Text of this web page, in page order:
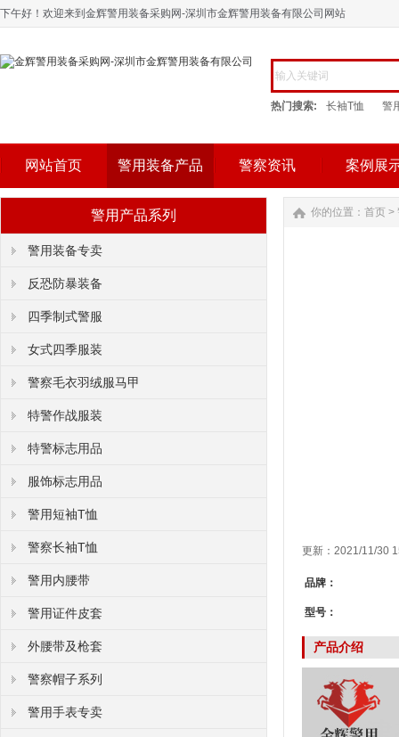
下午好！欢迎来到金辉警用装备采购网-深圳市金辉警用装备有限公司网站
热门搜索: 长袖T恤 警
网站首页 警用装备产品 警察资讯 案例展
警用产品系列
警用装备专卖
反恐防暴装备
四季制式警服
女式四季服装
警察毛衣羽绒服马甲
特警作战服装
特警标志用品
服饰标志用品
警用短袖T恤
警察长袖T恤
警用内腰带
警用证件皮套
外腰带及枪套
警察帽子系列
警用手表专卖
你的位置： 首页 >
更新：2021/11/
品牌：
型号：
产品介绍